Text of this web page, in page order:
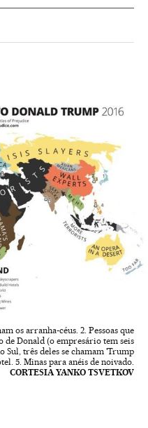
os arranha-céus. 2. Pessoas que
de Donald (o empresário tem seis
Sul, três deles se chamam 'Trump
5. Minas para anéis de noivado.
CORTESIA YANKO TSVETKOV